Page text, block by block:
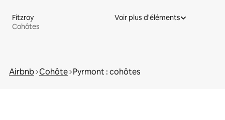
Fitzroy
Cohôtes
Voir plus d'éléments
Airbnb Cohôte Pyrmont : cohôtes